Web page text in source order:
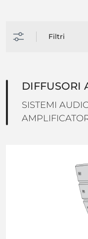
Filtri
DIFFUSORI
SISTEMI